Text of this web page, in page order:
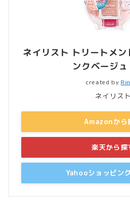
ネイリスト トリートメ
ンクベージ
created by
ネイリスト
Amazonから
楽天から探
Yahooショッピン